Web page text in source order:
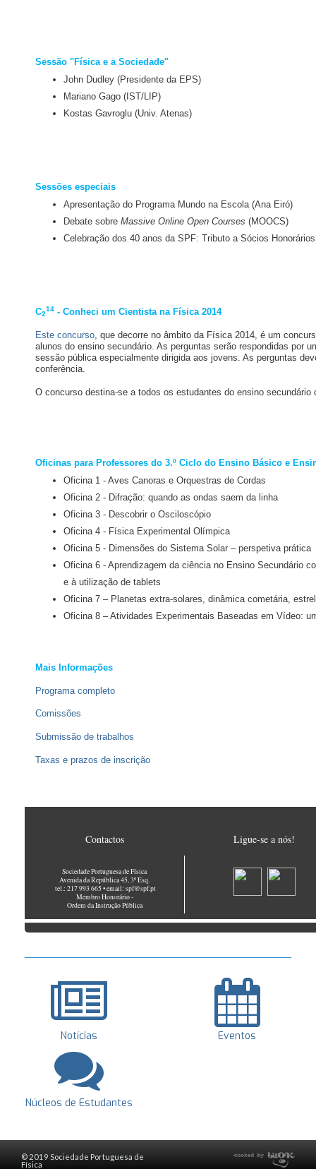
Sessão "Física e a Sociedade"
John Dudley (Presidente da EPS)
Mariano Gago (IST/LIP)
Kostas Gavroglu (Univ. Atenas)
Sessões especiais
Apresentação do Programa Mundo na Escola (Ana Eiró)
Debate sobre Massive Online Open Courses (MOOCS)
Celebração dos 40 anos da SPF: Tributo a Sócios Honorários
C2
14 - Conheci um Cientista na Física 2014
Este concurso, que decorre no âmbito da Física 2014, é um
alunos do ensino secundário. As perguntas serão respondidas por
sessão pública especialmente dirigida aos jovens. As perguntas
conferência.
O concurso destina-se a todos os estudantes do ensino
Oficinas para Professores do 3.º Ciclo do Ensino Básico e
Oficina 1 - Aves Canoras e Orquestras de Cordas
Oficina 2 - Difração: quando as ondas saem da linha
Oficina 3 - Descobrir o Osciloscópio
Oficina 4 - Física Experimental Olímpica
Oficina 5 - Dimensões do Sistema Solar – perspetiva prática
Oficina 6 - Aprendizagem da ciência no Ensino Secundário
e à utilização de tablets
Oficina 7 – Planetas extra-solares, dinâmica cometária,
Oficina 8 – Atividades Experimentais Baseadas em Vídeo:
Mais Informações
Programa completo
Comissões
Submissão de trabalhos
Taxas e prazos de inscrição
Contactos Ligue-se a nós!
Sociedade Portuguesa de Física
Avenida da República 45, 3º Esq.
tel.: 217 993 665 • email: spf@spf.pt
Membro Honorário -
Ordem da Instrução Pública
Notícias Eventos
Núcleos de Estudantes
© 2019 Sociedade Portuguesa de
Física